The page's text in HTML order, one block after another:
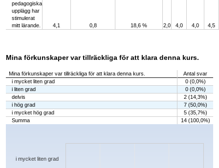
pedagogiska
upplägg har
stimulerat
mitt lärande.
4,1 0,8 18,6 % 2,0 4,0 4,0 4,5
Mina förkunskaper var tillräckliga för att klara denna kurs.
Mina förkunskaper var tillräckliga för att klara denna kurs.
Antal svar
i mycket liten grad
0 (0,0%)
i liten grad
0 (0,0%)
delvis
2 (14,3%)
i hög grad
7 (50,0%)
i mycket hög grad
5 (35,7%)
Summa
14 (100,0%)
Chart
The chart has 1 X axis displaying categories.
i mycket liten grad